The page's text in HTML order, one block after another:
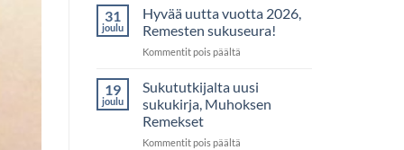
Remesten
sukukokoukseen
ja
31
joulu
Hyvää uutta vuotta 2026,
Remesten sukuseura!
Kommentit pois päältä
uutta
vuotta
2026,
19
joulu
Sukututkijalta uusi
sukukirja, Muhoksen
Remekset
Kommentit pois päältä